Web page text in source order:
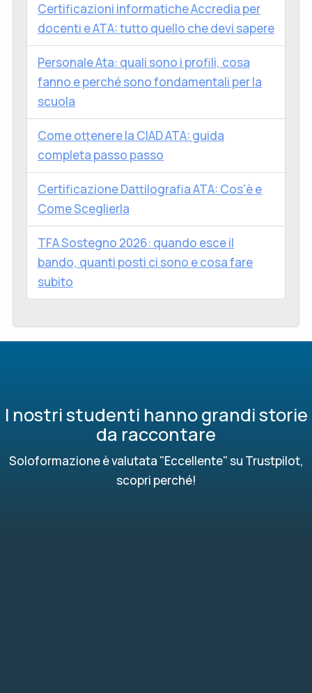
Certificazioni informatiche Accredia per
docenti e ATA: tutto quello che devi sapere
Personale Ata: quali sono i profili, cosa
fanno e perché sono fondamentali per la
scuola
Come ottenere la CIAD ATA: guida
completa passo passo
Certificazione Dattilografia ATA: Cos'è e
Come Sceglierla
TFA Sostegno 2026: quando esce il
bando, quanti posti ci sono e cosa fare
subito
I nostri studenti hanno grandi storie
da raccontare
Soloformazione è valutata "Eccellente" su Trustpilot,
scopri perché!